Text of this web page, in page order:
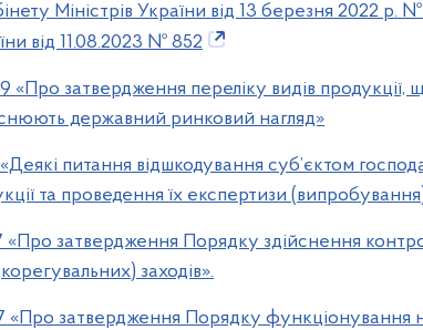
Міністрів України від 13 березня 2022 р. №
від 11.08.2023 № 852
затвердження переліку видів продукції,
державний ринковий нагляд»
питання відшкодування суб’єктом
та проведення їх експертизи
«Про затвердження Порядку здійснення
заходів».
«Про затвердження Порядку функціонування